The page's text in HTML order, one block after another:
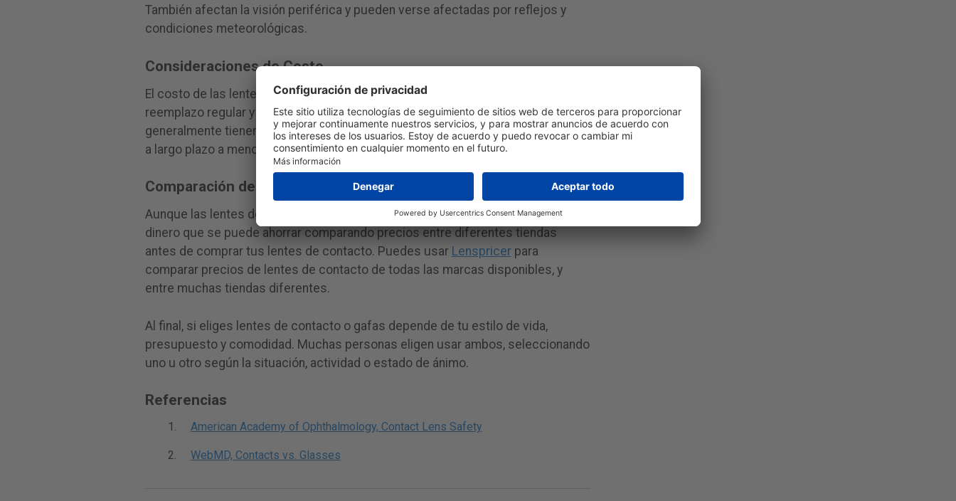
También afectan la visión periférica y pueden verse afectadas por reflejos y
condiciones meteorológicas.
Consideraciones de Costo
El costo de las lentes de contacto puede acumularse debido a la necesidad de
reemplazo regular y la compra de soluciones de limpieza. Las gafas
generalmente tienen un costo inicial más alto pero pueden ser más económicas
a largo plazo a menos que la receta cambie con frecuencia.
Comparación de Precios de Lentes de Contacto
Aunque las lentes de contacto pueden ser un poco más caras, hay mucho
dinero que se puede ahorrar comparando precios entre diferentes tiendas
antes de comprar tus lentes de contacto. Puedes usar Lenspricerpara
comparar precios de lentes de contacto de todas las marcas disponibles, y
entre muchas tiendas diferentes.
Al final, si eliges lentes de contacto o gafas depende de tu estilo de vida,
presupuesto y comodidad. Muchas personas eligen usar ambos, seleccionando
uno u otro según la situación, actividad o estado de ánimo.
Referencias
American Academy of Ophthalmology, Contact Lens Safety
WebMD, Contacts vs. Glasses